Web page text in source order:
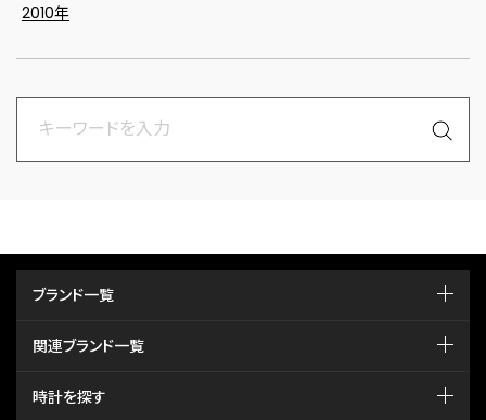
2010年
ブランド一覧
関連ブランド一覧
時計を探す